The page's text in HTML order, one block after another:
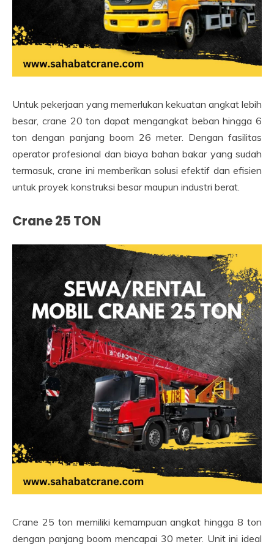
Untuk pekerjaan yang memerlukan kekuatan angkat lebih
besar, crane 20 ton dapat mengangkat beban hingga 6
ton dengan panjang boom 26 meter. Dengan fasilitas
operator profesional dan biaya bahan bakar yang sudah
termasuk, crane ini memberikan solusi efektif dan efisien
untuk proyek konstruksi besar maupun industri berat.
Crane 25 TON
Crane 25 ton memiliki kemampuan angkat hingga 8 ton
dengan panjang boom mencapai 30 meter. Unit ini ideal